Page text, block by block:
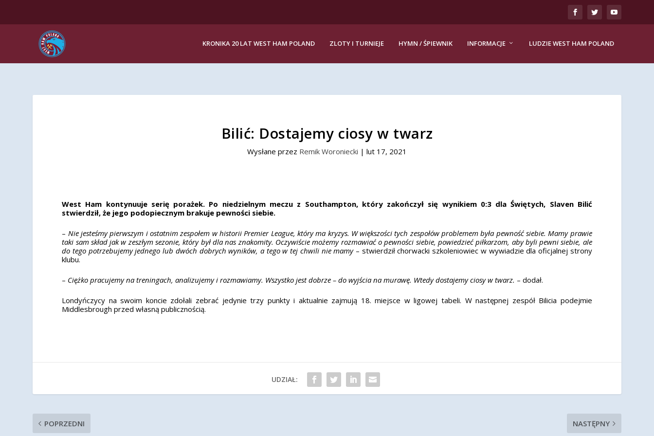
KRONIKA 20 LAT WEST HAM POLAND ZLOTY I TURNIEJE HYMN / ŚPIEWNIK INFORMACJE LUDZIE WEST HAM POLAND
Bilić: Dostajemy ciosy w twarz
Wysłane przez Remik Woroniecki | lut 17, 2021
West Ham kontynuuje serię porażek. Po niedzielnym meczu z Southampton, który zakończył się wynikiem 0:3 dla Świętych, Slaven Bilić
stwierdził, że jego podopiecznym brakuje pewności siebie.
– Nie jesteśmy pierwszym i ostatnim zespołem w historii Premier League, który ma kryzys. W większości tych zespołów problemem była pewność siebie. Mamy prawie
taki sam skład jak w zeszłym sezonie, który był dla nas znakomity. Oczywiście możemy rozmawiać o pewności siebie, powiedzieć piłkarzom, aby byli pewni siebie, ale
do tego potrzebujemy jednego lub dwóch dobrych wyników, a tego w tej chwili nie mamy– stwierdził chorwacki szkoleniowiec w wywiadzie dla oficjalnej strony
klubu.
– Ciężko pracujemy na treningach, analizujemy i rozmawiamy. Wszystko jest dobrze – do wyjścia na murawę. Wtedy dostajemy ciosy w twarz. – dodał.
Londyńczycy na swoim koncie zdołali zebrać jedynie trzy punkty i aktualnie zajmują 18. miejsce w ligowej tabeli. W następnej zespół Bilicia podejmie
Middlesbrough przed własną publicznością.
UDZIAŁ:
POPRZEDNI NASTĘPNY